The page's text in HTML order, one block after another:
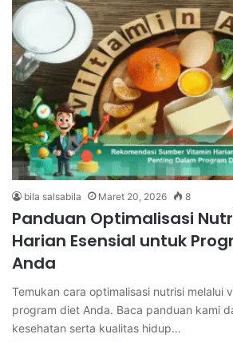
bila salsabila Maret 20, 2026 8
Panduan Optimalisasi
Harian Esensial untuk
Anda
Temukan cara optimalisasi nutrisi melalui
program diet Anda. Baca panduan kami
kesehatan serta kualitas hidup…